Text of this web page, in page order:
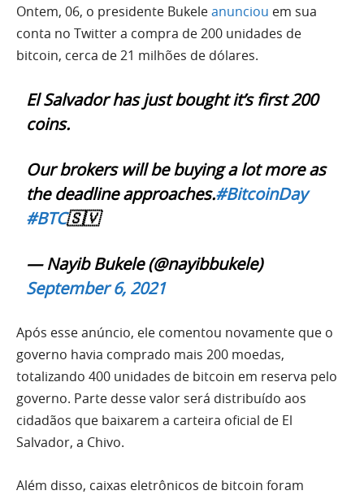
Ontem, 06, o presidente Bukeleanunciou em sua
conta no Twitter a compra de 200 unidades de
bitcoin, cerca de 21 milhões de dólares.
El Salvador has just bought it’s first 200
coins.
Our brokers will be buying a lot more as
the deadline approaches.#BitcoinDay
#BTC🇸🇻
— Nayib Bukele (@nayibbukele)
September 6, 2021
Após esse anúncio, ele comentou novamente que o
governo havia comprado mais 200 moedas,
totalizando 400 unidades de bitcoin em reserva pelo
governo. Parte desse valor será distribuído aos
cidadãos que baixarem a carteira oficial de El
Salvador, a Chivo.
Além disso, caixas eletrônicos de bitcoin foram